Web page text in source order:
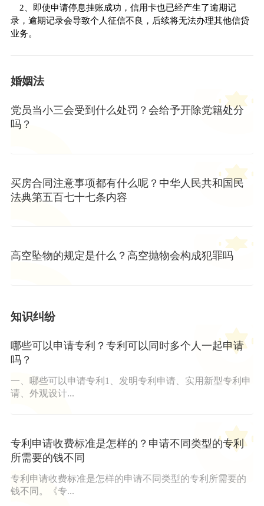
2、即使申请停息挂账成功，信用卡也已经产生了逾期记
录，逾期记录会导致个人征信不良，后续将无法办理其他信贷
业务。
婚姻法
党员当小三会受到什么处罚？会给予开除党籍处分
吗？
买房合同注意事项都有什么呢？中华人民共和国民
法典第五百七十七条内容
高空坠物的规定是什么？高空抛物会构成犯罪吗
知识纠纷
哪些可以申请专利？专利可以同时多个人一起申请
吗？
一、哪些可以申请专利1、发明专利申请、实用新型专利申
请、外观设计...
专利申请收费标准是怎样的？申请不同类型的专利
所需要的钱不同
专利申请收费标准是怎样的申请不同类型的专利所需要的
钱不同。《专...